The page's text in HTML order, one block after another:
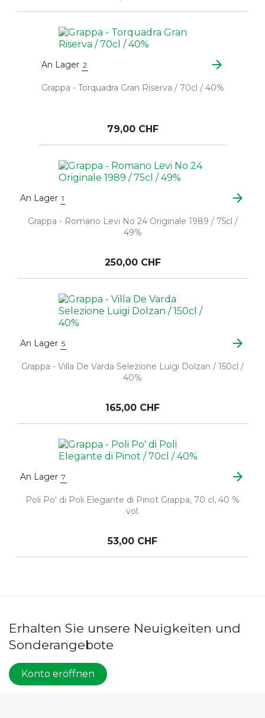
An Lager 2 arrow_forward
Grappa - Torquadra Gran Riserva / 70cl / 40%
79,00 CHF
An Lager 1 arrow_forward
Grappa - Romano Levi No 24 Originale 1989 / 75cl /
49%
250,00 CHF
An Lager 5 arrow_forward
Grappa - Villa De Varda Selezione Luigi Dolzan / 150cl /
40%
165,00 CHF
An Lager 7 arrow_forward
Poli Po' di Poli Elegante di Pinot Grappa, 70 cl, 40 %
vol.
53,00 CHF
Erhalten Sie unsere Neuigkeiten und
Sonderangebote
Konto eröffnen